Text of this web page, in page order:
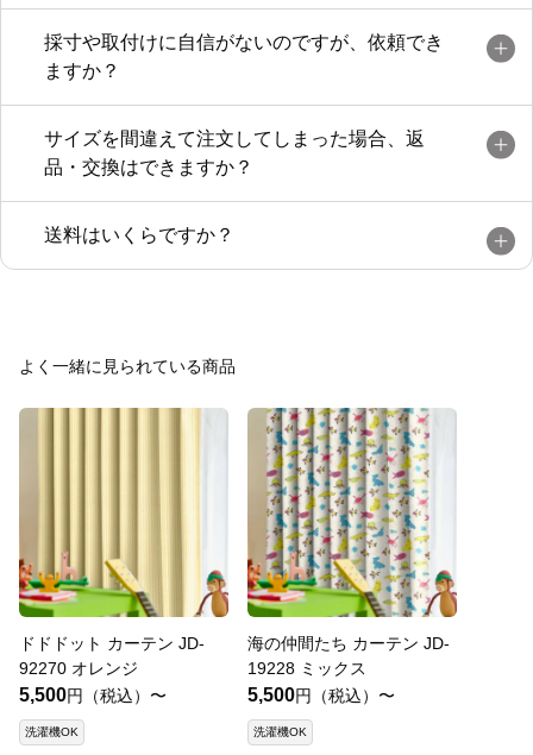
採寸や取付けに自信がないのですが、依頼でき
ますか？
サイズを間違えて注文してしまった場合、返
品・交換はできますか？
送料はいくらですか？
よく一緒に見られている商品
ドドドット カーテン JD-
92270 オレンジ
5,500円（税込）〜
洗濯機OK
海の仲間たち カーテン JD-
19228 ミックス
5,500円（税込）〜
洗濯機OK